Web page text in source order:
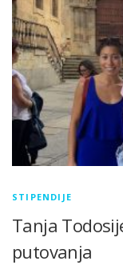
STIPENDIJE
Tanja
putovanja